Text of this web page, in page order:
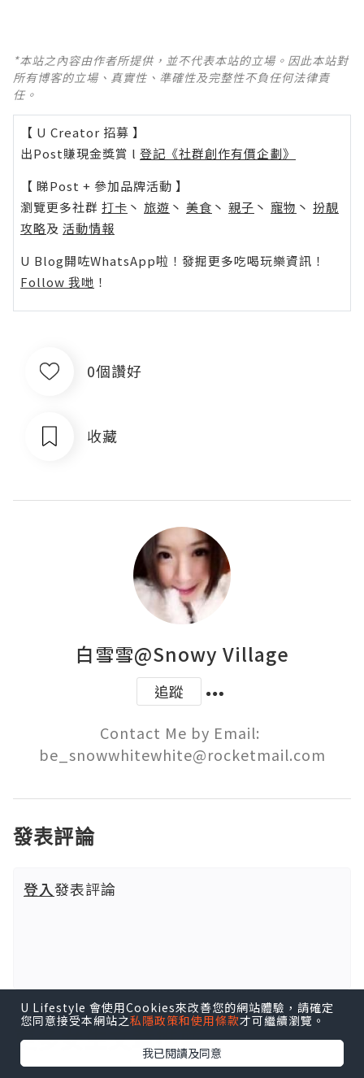
*本站之內容由作者所提供，並不代表本站的立場。因此本站對
所有博客的立場、真實性、準確性及完整性不負任何法律責
任。
【 U Creator 招募 】
出Post賺現金獎賞 l 登記《社群創作有價企劃》
【 睇Post + 參加品牌活動 】
瀏覽更多社群 打卡 丶 旅遊 丶 美食 丶 親子 丶 寵物 丶 扮靚
攻略及 活動情報
U Blog開咗WhatsApp啦！發掘更多吃喝玩樂資訊！
Follow 我哋 ！
0個讚好
收藏
白雪雪@Snowy Village
追蹤
Contact Me by Email:
be_snowwhitewhite@rocketmail.com
發表評論
登入發表評論
更多女生文章推薦
U Lifestyle 會使用Cookies來改善您的網站體驗，請確定
您同意接受本網站之私隱政策和使用條款才可繼續瀏覽。
我已閱讀及同意